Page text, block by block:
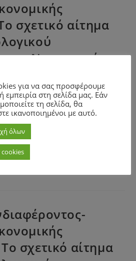
σχετικό αίτημα
του Νοσοκομείου.
ότι το
ενδιαφέρεται
ταινίες
10 περιμέτρων
σχετικό αίτημα
για να σας προσφέρουμε
εμπειρία στη σελίδα μας. Εάν
τη σελίδα, θα
ικανοποιημένοι με αυτό.
όλων